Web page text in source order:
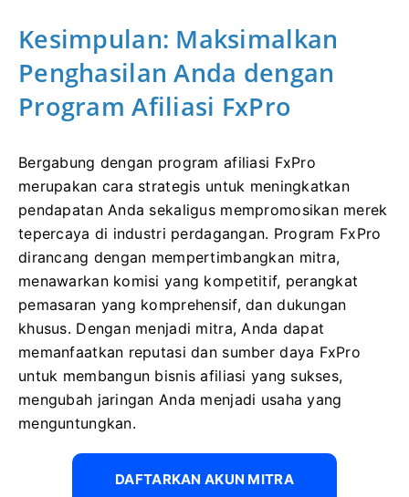
Kesimpulan: Maksimalkan
Penghasilan Anda dengan
Program Afiliasi FxPro
Bergabung dengan program afiliasi FxPro
merupakan cara strategis untuk meningkatkan
pendapatan Anda sekaligus mempromosikan merek
tepercaya di industri perdagangan. Program FxPro
dirancang dengan mempertimbangkan mitra,
menawarkan komisi yang kompetitif, perangkat
pemasaran yang komprehensif, dan dukungan
khusus. Dengan menjadi mitra, Anda dapat
memanfaatkan reputasi dan sumber daya FxPro
untuk membangun bisnis afiliasi yang sukses,
mengubah jaringan Anda menjadi usaha yang
menguntungkan.
DAFTARKAN AKUN MITRA